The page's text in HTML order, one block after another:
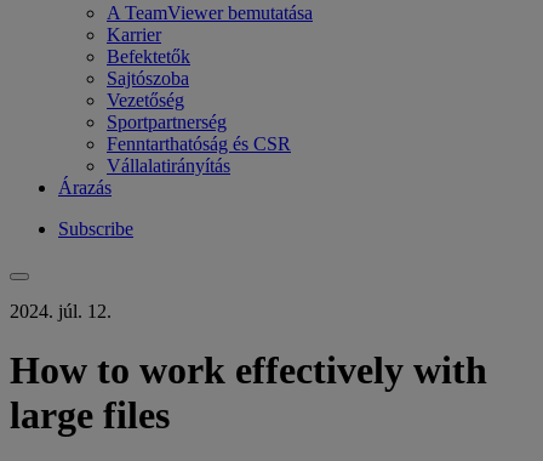
A TeamViewer bemutatása
Karrier
Befektetők
Sajtószoba
Vezetőség
Sportpartnerség
Fenntarthatóság és CSR
Vállalatirányítás
Árazás
Subscribe
2024. júl. 12.
How to work effectively with
large files